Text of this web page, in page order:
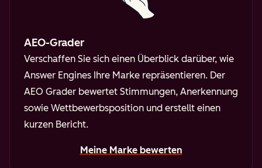
AEO-Grader
Verschaffen Sie sich einen Überblick darüber, wie
Answer Engines Ihre Marke repräsentieren. Der
AEO Grader bewertet Stimmungen, Anerkennung
sowie Wettbewerbsposition und erstellt einen
kurzen Bericht.
Meine Marke bewerten